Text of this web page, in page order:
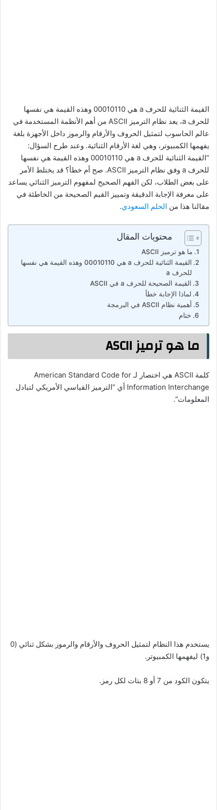
القيمة الثنائية للحرف a هي 00010110 وهذه القيمة هي نفسها
للحرف a، يعد نظام الترميز ASCII من أهم الأنظمة المستخدمة في
عالم الحاسوب لتمثيل الحروف والأرقام والرموز داخل الأجهزة بلغة
يفهمها الكمبيوتر، وهي لغة الأرقام الثنائية. وعند طرح السؤال:
“القيمة الثنائية للحرف a هي 00010110 وهذه القيمة هي نفسها
للحرف a وفق نظام الترميز ASCII. صح أم خطأ؟ قد يختلط الأمر
على بعض الطلاب، لكن الفهم الصحيح لمفهوم الترميز الثنائي يساعد
على معرفة الإجابة الدقيقة وتمييز القيم الصحيحة من الخاطئة في
مقالنا هذا من الحلم السعودي.
محتويات المقال
ما هو ترميز ASCII
القيمة الثنائية للحرف a هي 00010110 وهذه القيمة هي نفسها
للحرف a
القيمة الصحيحة للحرف a في ASCII
لماذا الإجابة خطأ
أهمية نظام ASCII في البرمجة
ختام
ما هو ترميز ASCII
كلمة ASCII هي اختصار لـ American Standard Code for
Information Interchange أي “الترميز القياسي الأمريكي لتبادل
المعلومات”.
يستخدم هذا النظام لتمثيل الحروف والأرقام والرموز بشكل ثنائي (0
و1) ليفهمها الكمبيوتر.
يتكون الكود من 7 أو 8 بتات لكل رمز.